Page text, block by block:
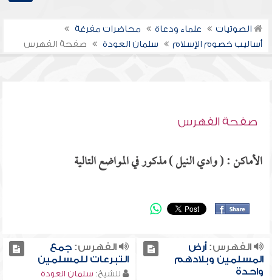
الصوتيات علماء ودعاة
محاضرات مفرغة
أساليب خصوم الإسلام
سلمان العودة صفحة الفهرس
صفحة الفهرس
الأماكن : ( وادي النيل ) مذكور في المواضع التالية
الفهرس:أرض
المسلمين وبلادهم
واحدة
الفهرس:جمع
التبرعات للمسلمين
للشيخ: سلمان العودة